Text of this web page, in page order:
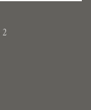
2 شارع محمد فريد، عابدين ، القاهرة